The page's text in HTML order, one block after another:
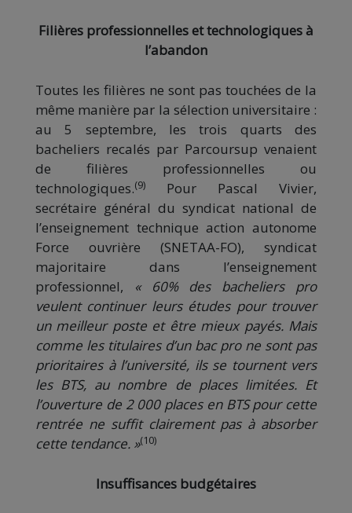
Filières professionnelles et technologiques à
l’abandon
Toutes les filières ne sont pas touchées de la
même manière par la sélection universitaire :
au 5 septembre, les trois quarts des
bacheliers recalés par Parcoursup venaient
de filières professionnelles ou
technologiques.(9)
Pour Pascal Vivier,
secrétaire général du syndicat national de
l’enseignement technique action autonome
Force ouvrière (SNETAA-FO), syndicat
majoritaire dans l’enseignement
professionnel, « 60% des bacheliers pro
veulent continuer leurs études pour trouver
un meilleur poste et être mieux payés. Mais
comme les titulaires d’un bac pro ne sont pas
prioritaires à l’université, ils se tournent vers
les BTS, au nombre de places limitées. Et
l’ouverture de 2 000 places en BTS pour cette
rentrée ne suffit clairement pas à absorber
cette tendance. »(10)
Insuffisances budgétaires